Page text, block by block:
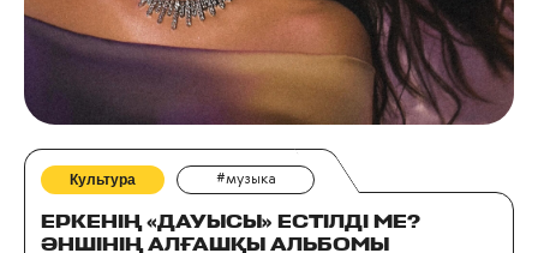
Культура #музыка
ЕРКЕНІҢ «ДАУЫСЫ» ЕСТІЛДІ МЕ?
ӘНШІНІҢ АЛҒАШҚЫ АЛЬБОМЫ